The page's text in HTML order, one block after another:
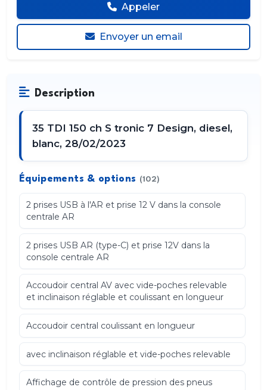
Appeler
Envoyer un email
Description
35 TDI 150 ch S tronic 7 Design, diesel,
blanc, 28/02/2023
Équipements & options (102)
2 prises USB à l'AR et prise 12 V dans la console
centrale AR
2 prises USB AR (type-C) et prise 12V dans la
console centrale AR
Accoudoir central AV avec vide-poches relevable
et inclinaison réglable et coulissant en longueur
Accoudoir central coulissant en longueur
avec inclinaison réglable et vide-poches relevable
Affichage de contrôle de pression des pneus